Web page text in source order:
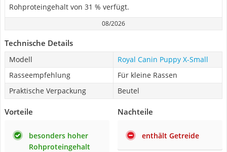
Rohproteingehalt von 31 % verfügt.
08/2026
Technische Details
Modell
Royal Canin Puppy X-Small
Rasseempfehlung
Für kleine Rassen
Praktische Verpackung
Beutel
Vorteile
besonders hoher
Rohproteingehalt
Nachteile
enthält Getreide